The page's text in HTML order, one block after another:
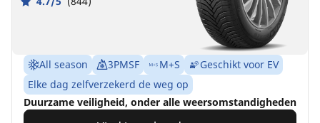
All season 3PMSF M+S
Geschikt voor EV
Elke dag zelfverzekerd de weg op
Duurzame veiligheid, onder alle weersomstandigheden